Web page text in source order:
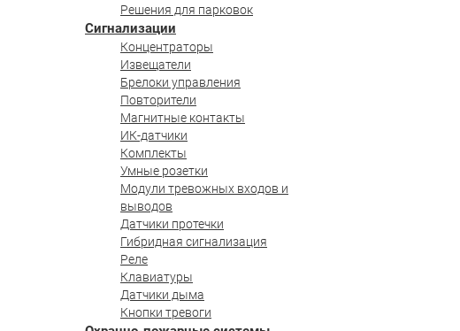
Решения для парковок
Сигнализации
Концентраторы
Извещатели
Брелоки управления
Повторители
Магнитные контакты
ИК-датчики
Комплекты
Умные розетки
Модули тревожных входов и
выводов
Датчики протечки
Гибридная сигнализация
Реле
Клавиатуры
Датчики дыма
Кнопки тревоги